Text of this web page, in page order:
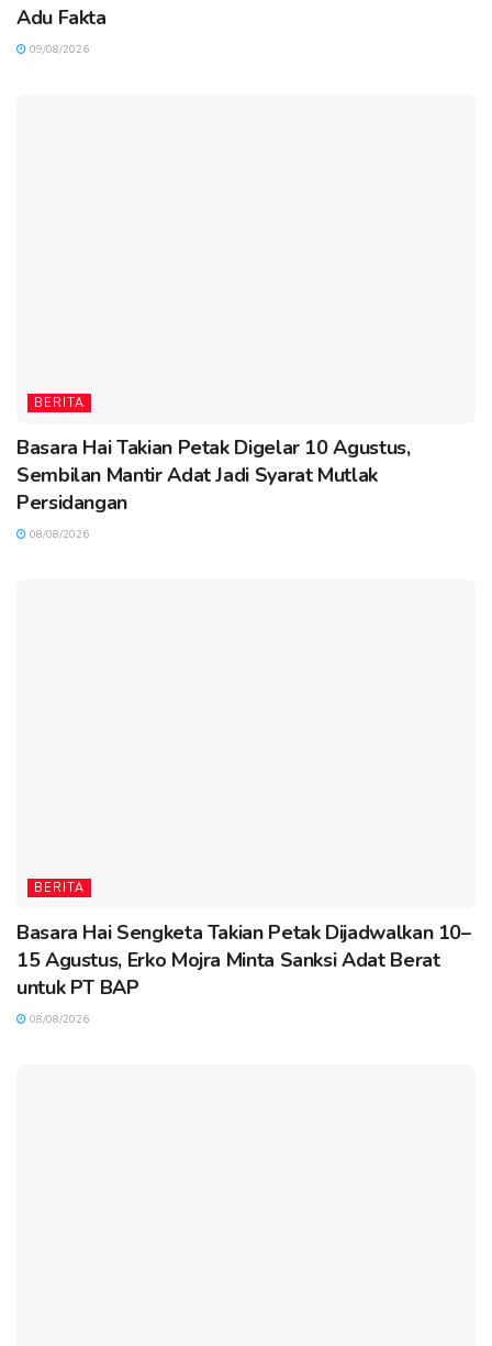
Adu Fakta
09/08/2026
BERITA
Basara Hai Takian Petak Digelar 10 Agustus,
Sembilan Mantir Adat Jadi Syarat Mutlak
Persidangan
08/08/2026
BERITA
Basara Hai Sengketa Takian Petak Dijadwalkan 10–
15 Agustus, Erko Mojra Minta Sanksi Adat Berat
untuk PT BAP
08/08/2026